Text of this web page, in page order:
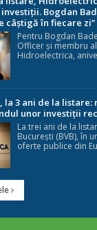
Bogdan
câștigă în fiecare zi”
Pentru Bogdan
Officer și membru
Hidroelectrica,
la 3 ani de la
unor investiții
La trei ani de la
București (BVB), în
oferte publice din